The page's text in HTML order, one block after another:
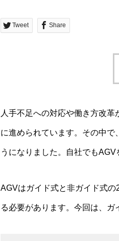
Tweet Share
人手不足への対応や働き方改
に進められています。その中で、
うになりました。自社でも
AGVはガイド式と非ガイド式
る必要があります。今回は、ガ